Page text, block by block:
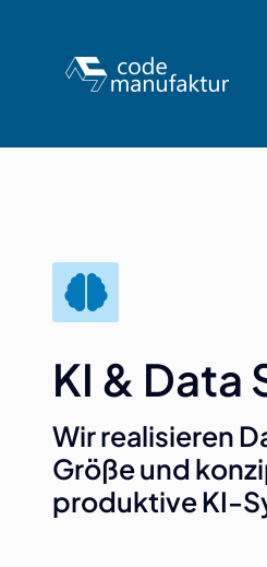
content
KI & Data
Wir realisieren
Größe und
produktive KI-